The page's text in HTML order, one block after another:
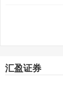
汇盈证券